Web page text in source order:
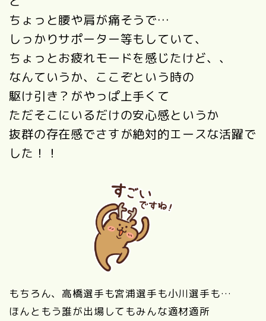
ちょっと腰や肩が痛そうで…
しっかりサポーター等もしていて、
ちょっとお疲れモードを感じたけど、、
なんていうか、ここぞという時の
駆け引き？がやっぱ上手くて
ただそこにいるだけの安心感というか
抜群の存在感でさすが絶対的エースな活躍で
した！！
もちろん、高橋選手も宮浦選手も小川選手も…
ほんともう誰が出場してもみんな適材適所